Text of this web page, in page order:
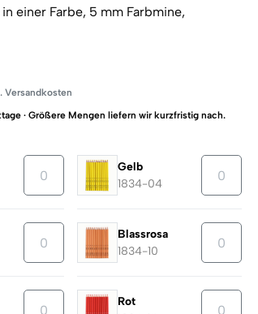
einer Farbe, 5 mm Farbmine,
Versandkosten
· Größere Mengen liefern wir kurzfristig nach.
Gelb
1834-04
Blassrosa
1834-10
Rot